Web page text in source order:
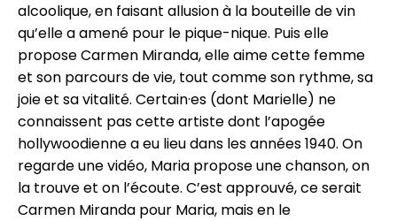
alcoolique, en faisant allusion à la bouteille de vin
qu’elle a amené pour le pique-nique. Puis elle
propose Carmen Miranda, elle aime cette femme
et son parcours de vie, tout comme son rythme, sa
joie et sa vitalité. Certain·es (dont Marielle) ne
connaissent pas cette artiste dont l’apogée
hollywoodienne a eu lieu dans les années 1940. On
regarde une vidéo, Maria propose une chanson, on
la trouve et on l’écoute. C’est approuvé, ce serait
Carmen Miranda pour Maria, mais en le